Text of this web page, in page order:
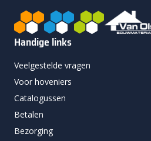
Handige links
Veelgestelde vragen
Voor hoveniers
Catalogussen
Betalen
Bezorging